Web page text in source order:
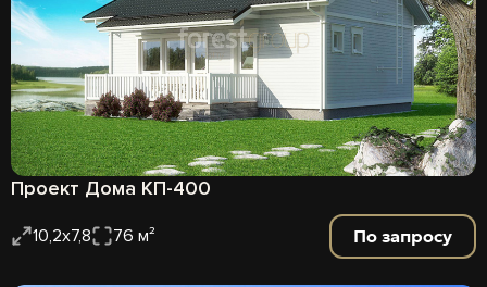
Проект Дома КП-400
10,2х7,8 76 м² По запросу